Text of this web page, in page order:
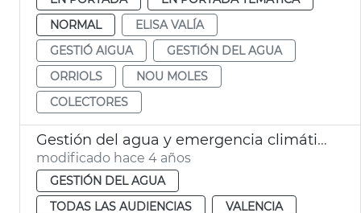
NORMAL
ELISA VALÍA
GESTIÓ AIGUA
GESTIÓN DEL AGUA
ORRIOLS
NOU MOLES
COLECTORES
Gestión del agua y emergencia climática
modificado hace 4 años
GESTIÓN DEL AGUA
TODAS LAS AUDIENCIAS
VALENCIA